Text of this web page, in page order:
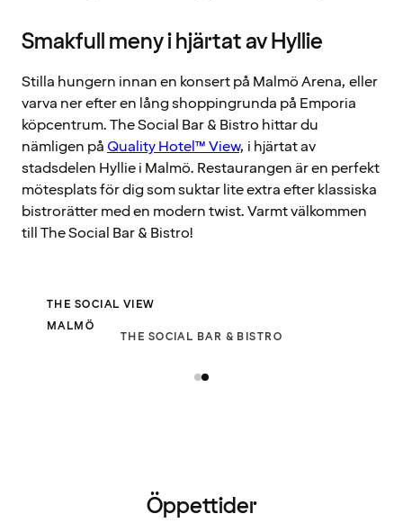
Smakfull meny i hjärtat av Hyllie
Stilla hungern innan en konsert på Malmö Arena, eller
varva ner efter en lång shoppingrunda på Emporia
köpcentrum. The Social Bar & Bistro hittar du
nämligen påQuality Hotel™ View, i hjärtat av
stadsdelen Hyllie i Malmö. Restaurangen är en perfekt
mötesplats för dig som suktar lite extra efter klassiska
bistrorätter med en modern twist. Varmt välkommen
till The Social Bar & Bistro!
THE SOCIAL BAR & BISTRO
THE SOCIAL VIEW
MALMÖ
Öppettider